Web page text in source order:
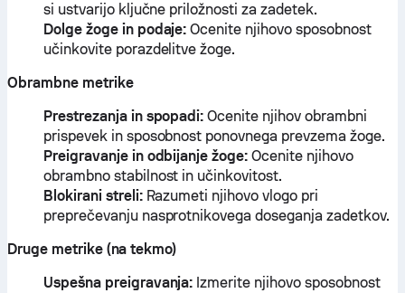
si ustvarijo ključne priložnosti za zadetek.
Dolge žoge in podaje: Ocenite njihovo sposobnost
učinkovite porazdelitve žoge.
Obrambne metrike
Prestrezanja in spopadi: Ocenite njihov obrambni
prispevek in sposobnost ponovnega prevzema žoge.
Preigravanje in odbijanje žoge: Ocenite njihovo
obrambno stabilnost in učinkovitost.
Blokirani streli:Razumeti njihovo vlogo pri
preprečevanju nasprotnikovega doseganja zadetkov.
Druge metrike (na tekmo)
Uspešna preigravanja: Izmerite njihovo sposobnost